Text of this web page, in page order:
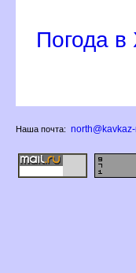
Погода в
Наша почта: